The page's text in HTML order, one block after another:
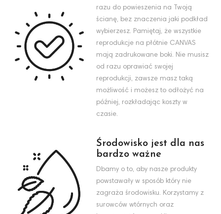
razu do powieszenia na Twoją
ścianę, bez znaczenia jaki podkład
wybierzesz. Pamiętaj, że wszystkie
reprodukcje na płótnie CANVAS
mają zadrukowane boki. Nie musisz
od razu oprawiać swojej
reprodukcji, zawsze masz taką
możliwość i możesz to odłożyć na
później, rozkładając koszty w
czasie.
Środowisko jest dla nas
bardzo ważne
Dbamy o to, aby nasze produkty
powstawały w sposób który nie
zagraża środowisku. Korzystamy z
surowców wtórnych oraz